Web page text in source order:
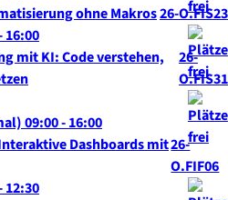
ohne Makros26-O.FIS23
16:00
mit KI: Code verstehen,
26-
O.FIS31
09:00- 16:00
Dashboards mit26-
O.FIF06
12:30